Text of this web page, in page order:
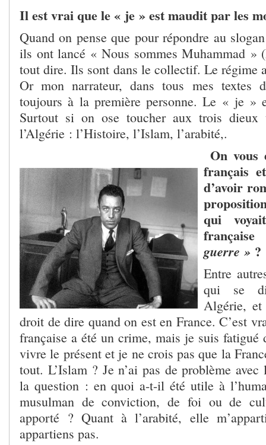
Il est vrai que le « je » est maudit par les
Quand on pense que pour répondre au
ils ont lancé « Nous sommes Muhammad »
tout dire. Ils sont dans le collectif. Le régime
Or mon narrateur, dans tous mes textes
toujours à la première personne. Le « je »
Surtout si on ose toucher aux trois dieux
l’Algérie : l’Histoire, l’Islam, l’arabité,.
On vous
français
d’avoir
qui
française
guerre » ?
Entre
qui se
Algérie, et
droit de dire quand on est en France. C’est
française a été un crime, mais je suis fatigué
vivre le présent et je ne crois pas que la
tout. L’Islam ? Je n’ai pas de problème
la question : en quoi a-t-il été utile à
musulman de conviction, de foi ou de
apporté ? Quant à l’arabité, elle
appartiens pas.